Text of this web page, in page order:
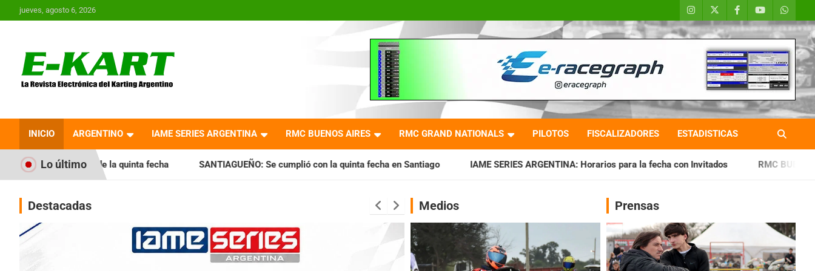
Saltar
al
jueves, agosto 6, 2026
Revista Electrónica del
Karting en Argentina
INICIO ARGENTINO IAME SERIES ARGENTINA RMC BUENOS AIRES RMC GRAND NATIONALS PILOTOS FISCALIZADORES ESTADISTICAS
Lo último
de la quinta fecha SANTIAGUEÑO: Se cumplió con la quinta fecha en Santiago IAME SERIES ARGENTINA: Horarios para la fecha con Invitados RMC BUENOS AIRES: Cerró una
Destacadas Medios Prensas